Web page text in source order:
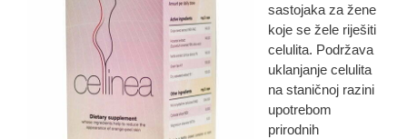
sastojaka za žene
koje se žele riješiti
celulita. Podržava
uklanjanje celulita
na staničnoj razini
upotrebom
prirodnih